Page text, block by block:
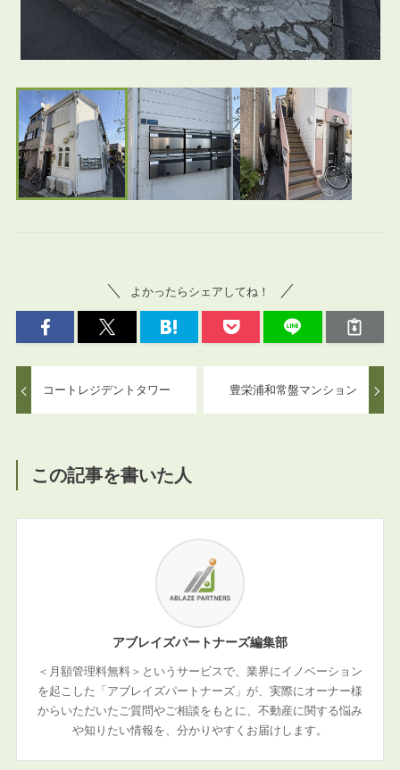
よかったらシェアしてね！
コートレジデントタワー 豊栄浦和常盤マンション
この記事を書いた人
アブレイズパートナーズ編集部
＜月額管理料無料＞というサービスで、業界にイノベーション
を起こした「アブレイズパートナーズ」が、実際にオーナー様
からいただいたご質問やご相談をもとに、不動産に関する悩み
や知りたい情報を、分かりやすくお届けします。